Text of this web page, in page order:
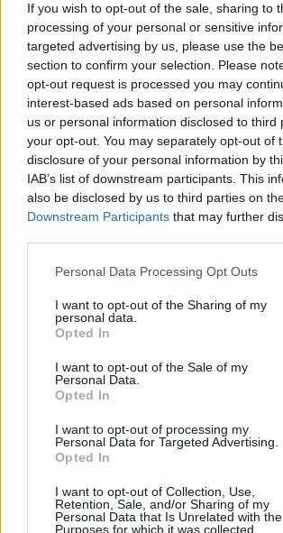
If you wish to opt-out of the sale, sharing to
processing of your personal or sensitive
targeted advertising by us, please use the
section to confirm your selection. Please
opt-out request is processed you may
interest-based ads based on personal
us or personal information disclosed to third
your opt-out. You may separately opt-out of
disclosure of your personal information by
IAB’s list of downstream participants. This
also be disclosed by us to third parties on
Downstream Participants that may further
Please note that this website/app uses one
not limited to your visit or usage behaviour.
grant or deny consent to Google and its
use your data for below specified purposes
consent section.
Personal Data Processing Opt Outs
I want to opt-out of the Sharing of my
personal data.
Opted In
I want to opt-out of the Sale of my
Personal Data.
Opted In
I want to opt-out of processing my
Personal Data for Targeted Advertising.
Opted In
I want to opt-out of Collection, Use,
Retention, Sale, and/or Sharing of my
Personal Data that Is Unrelated with the
Purposes for which it was collected.
már csökkent.
A BAROKK ÖSSZES ÁRNYALATA ÉS
KIVÁLÓ PROGRAM VÁR MINDENKIT
Középpontban a hagyományőrzés, de lesz
Majka koncert, jóga szeánsz, “borhajózás” és